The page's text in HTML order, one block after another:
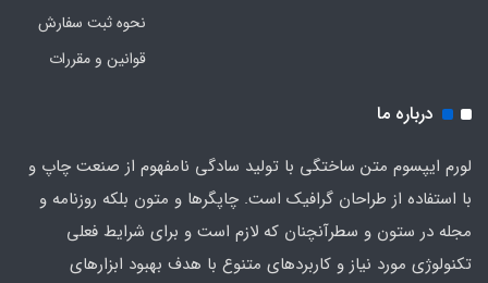
نحوه ثبت سفارش
قوانین و مقررات
درباره ما
لورم ایپسوم متن ساختگی با تولید سادگی نامفهوم از صنعت چاپ و
با استفاده از طراحان گرافیک است. چاپگرها و متون بلکه روزنامه و
مجله در ستون و سطرآنچنان که لازم است و برای شرایط فعلی
تکنولوژی مورد نیاز و کاربردهای متنوع با هدف بهبود ابزارهای